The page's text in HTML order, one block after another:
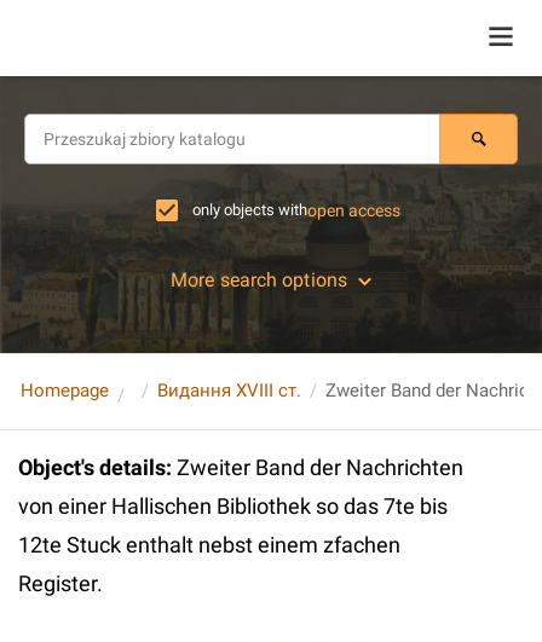
only objects withopen access
More search options
Homepage Видання XVIII ст.
Object's details: Zweiter Band der Nachrichten
von einer Hallischen Bibliothek so das 7te bis
12te Stuck enthalt nebst einem zfachen
Register.